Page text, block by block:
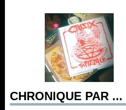
CHRONIQUE PAR ...